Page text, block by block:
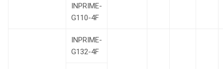
INPRIME-
G110-4F
INPRIME-
G132-4F